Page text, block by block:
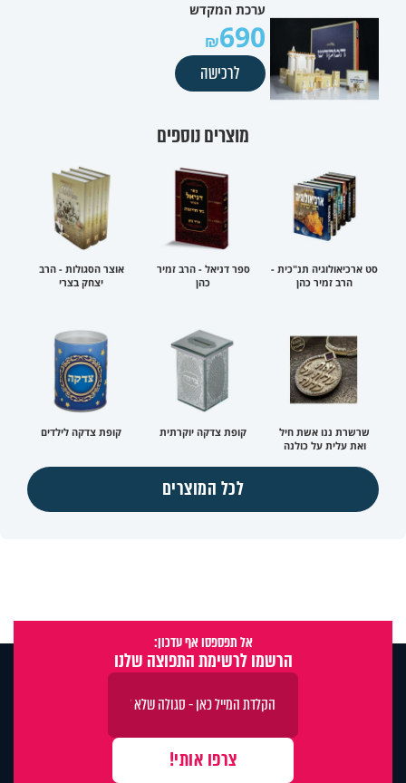
ערכת המקדש
690
לרכישה
מוצרים נוספים
סט ארכיאולוגיה תנ"כית -
הרב זמיר כהן
ספר דניאל - הרב זמיר
כהן
אוצר הסגולות - הרב
יצחק בצרי
שרשרת ננו אשת חיל
ואת עלית על כולנה
קופת צדקה יוקרתית קופת צדקה לילדים
לכל המוצרים
אל תפספסו אף עדכון:
הרשמו לרשימת התפוצה שלנו